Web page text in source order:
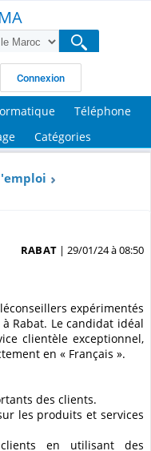
Connexion
Téléphone
Catégories
RABAT | 29/01/24 à 08:50
Rabat. Le candidat idéal
clientèle exceptionnel,
en « Français ».
des clients.
les produits et services
en utilisant des